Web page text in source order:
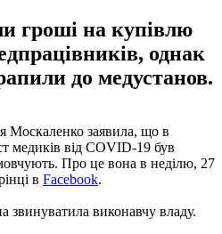
гроші на купівлю
однак
до медустанов.
Москаленко заявила, що в
медиків від COVID-19 був
Про це вона в неділю, 27
в Facebook.
звинуватила виконавчу владу.